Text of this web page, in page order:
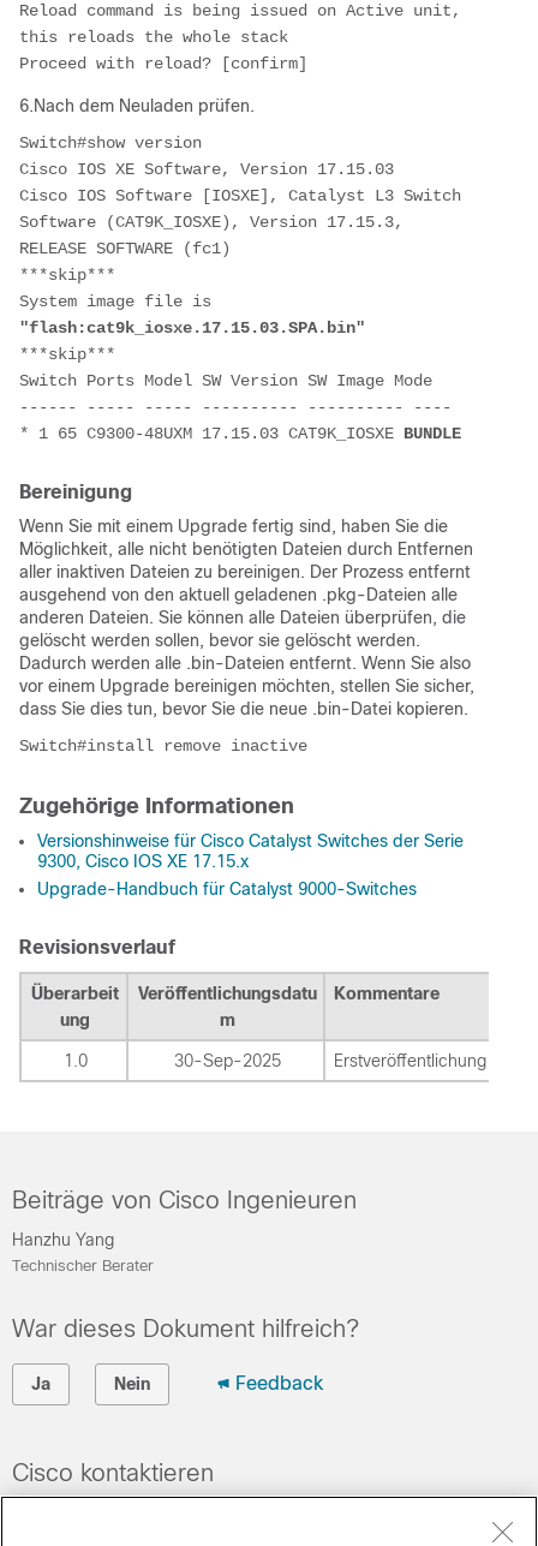
Reload command is being issued on Active unit,
this reloads the whole stack
Proceed with reload? [confirm]
6.Nach dem Neuladen prüfen.
Switch#show version
Cisco IOS XE Software, Version 17.15.03
Cisco IOS Software [IOSXE], Catalyst L3 Switch
Software (CAT9K_IOSXE), Version 17.15.3,
RELEASE SOFTWARE (fc1)
***skip***
"flash:cat9k_iosxe.17.15.03.SPA.bin"
***skip***
Switch Ports Model SW Version SW Image Mode
------ ----- ----- ---------- ---------- ----
* 1 65 C9300-48UXM 17.15.03 CAT9K_IOSXE BUNDLE
Bereinigung
Wenn Sie mit einem Upgrade fertig sind, haben Sie die
Möglichkeit, alle nicht benötigten Dateien durch Entfernen
aller inaktiven Dateien zu bereinigen. Der Prozess entfernt
ausgehend von den aktuell geladenen .pkg-Dateien alle
anderen Dateien. Sie können alle Dateien überprüfen, die
gelöscht werden sollen, bevor sie gelöscht werden.
Dadurch werden alle .bin-Dateien entfernt. Wenn Sie also
vor einem Upgrade bereinigen möchten, stellen Sie sicher,
dass Sie dies tun, bevor Sie die neue .bin-Datei kopieren.
Switch#install remove inactive
Zugehörige Informationen
Versionshinweise für Cisco Catalyst Switches der Serie
9300, Cisco IOS XE 17.15.x
Upgrade-Handbuch für Catalyst 9000-Switches
Revisionsverlauf
Überarbeit
ung
Veröffentlichungsdatu
m
Kommentare
1.0 30-Sep-2025 Erstveröffentlichung
Beiträge von Cisco Ingenieuren
Hanzhu Yang
Technischer Berater
War dieses Dokument hilfreich?
Ja Nein Feedback
Cisco kontaktieren